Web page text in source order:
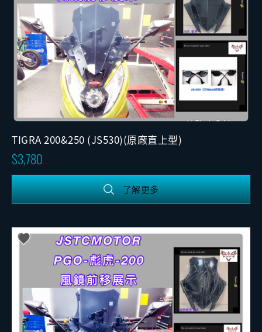
TIGRA 200&250 (JS530)(原廠直上型)
3,780
了解更多